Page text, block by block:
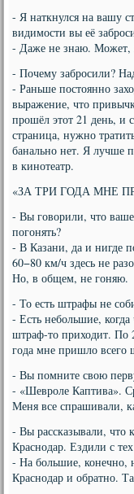
- Я наткнулся на вашу
видимости вы её
- Даже не знаю. Может,
- Почему забросили?
- Раньше постоянно
выражение, что
прошёл этот 21 день, и
страница, нужно
банально нет. Я лучше
в кинотеатр.
«ЗА ТРИ ГОДА МНЕ
- Вы говорили, что
погонять?
- В Казани, да и нигде
60−80 км/ч здесь не
Но, в общем, не гоняю.
- То есть штрафы не
- Есть небольшие,
штраф-то приходит. По
года мне пришло всего
- Вы помните свою
- «Шевроле Каптива».
Меня все спрашивали,
- Вы рассказывали, что
Краснодар. Ездили с
- На большие, конечно,
Краснодар и обратно.